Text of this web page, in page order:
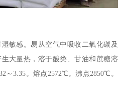
敏感。易从空气中吸收二氧化碳及
大量热，溶于酸类、甘油和蔗糖溶
～3.35。熔点2572℃。沸点2850℃。